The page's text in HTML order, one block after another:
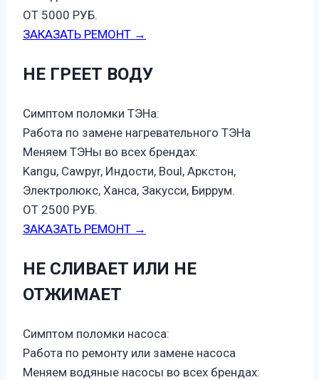
ОТ 5000 РУБ.
ЗАКАЗАТЬ РЕМОНТ →
НЕ ГРЕЕТ ВОДУ
Симптом поломки ТЭНа:
Работа по замене нагревательного ТЭНа
Меняем ТЭНы во всех брендах:
Kangu, Cawpyr, Индости, Boul, Аркстон,
Электролюкс, Ханса, Закусси, Биррум.
ОТ 2500 РУБ.
ЗАКАЗАТЬ РЕМОНТ →
НЕ СЛИВАЕТ ИЛИ НЕ
ОТЖИМАЕТ
Симптом поломки насоса:
Работа по ремонту или замене насоса
Меняем водяные насосы во всех брендах: